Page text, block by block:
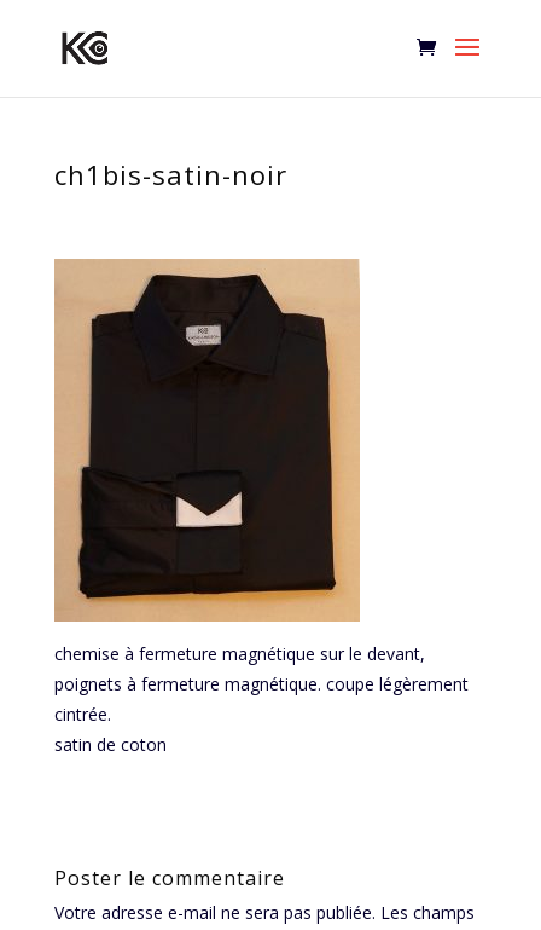
ch1bis-satin-noir
chemise à fermeture magnétique sur le devant,
poignets à fermeture magnétique. coupe légèrement
cintrée.
satin de coton
Poster le commentaire
Votre adresse e-mail ne sera pas publiée. Les champs